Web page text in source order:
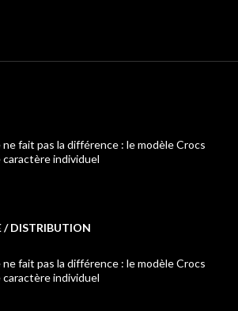
fait pas la différence : le modèle Crocs
individuel
/ DISTRIBUTION
fait pas la différence : le modèle Crocs
individuel